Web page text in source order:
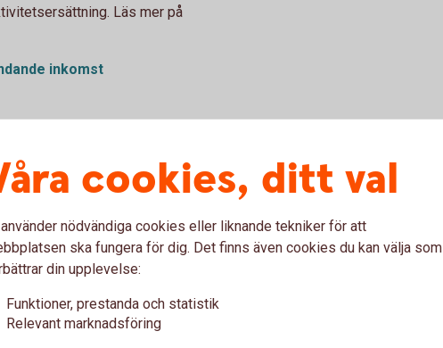
Läs mer på
inkomst
cookies, ditt val
nödvändiga cookies eller liknande tekniker för att
ska fungera för dig. Det finns även cookies du kan välja som
din upplevelse:
Funktioner, prestanda och statistik
Relevant marknadsföring